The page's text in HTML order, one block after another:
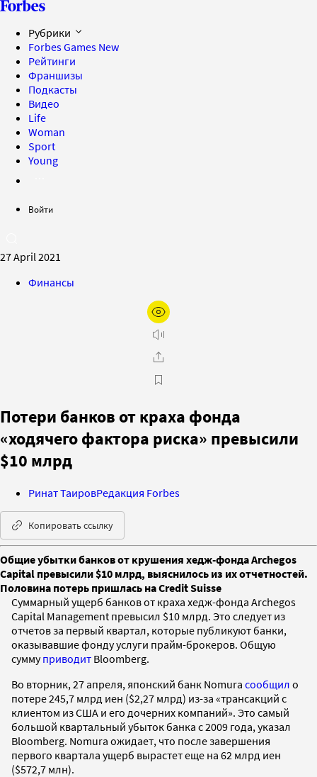
Рубрики
Forbes Games New
Рейтинги
Франшизы
Подкасты
Видео
Life
Woman
Sport
Young
Войти
27 April 2021
Финансы
Потери банков от краха фонда
«ходячего фактора риска» превысили
$10 млрд
Ринат ТаировРедакция Forbes
Копировать ссылку
Общие убытки банков от крушения хедж-фонда Archegos
Capital превысили $10 млрд, выяснилось из их отчетностей.
Половина потерь пришлась на Credit Suisse
Суммарный ущерб банков от краха хедж-фонда Archegos
Capital Management превысил $10 млрд. Это следует из
отчетов за первый квартал, которые публикуют банки,
оказывавшие фонду услуги прайм-брокеров. Общую
суммуприводит Bloomberg.
Во вторник, 27 апреля, японский банк Nomura сообщил о
потере 245,7 млрд иен ($2,27 млрд) из-за «трансакций с
клиентом из США и его дочерних компаний». Это самый
большой квартальный убыток банка с 2009 года, указал
Bloomberg. Nomura ожидает, что после завершения
первого квартала ущерб вырастет еще на 62 млрд иен
($572,7 млн).